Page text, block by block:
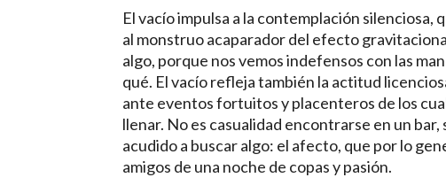
El vacío impulsa a la contemplación
al monstruo acaparador del efecto
algo, porque nos vemos indefensos con las
qué. El vacío refleja también la actitud
ante eventos fortuitos y placenteros de los
llenar. No es casualidad encontrarse en un
acudido a buscar algo: el afecto, que por lo
amigos de una noche de copas y pasión.